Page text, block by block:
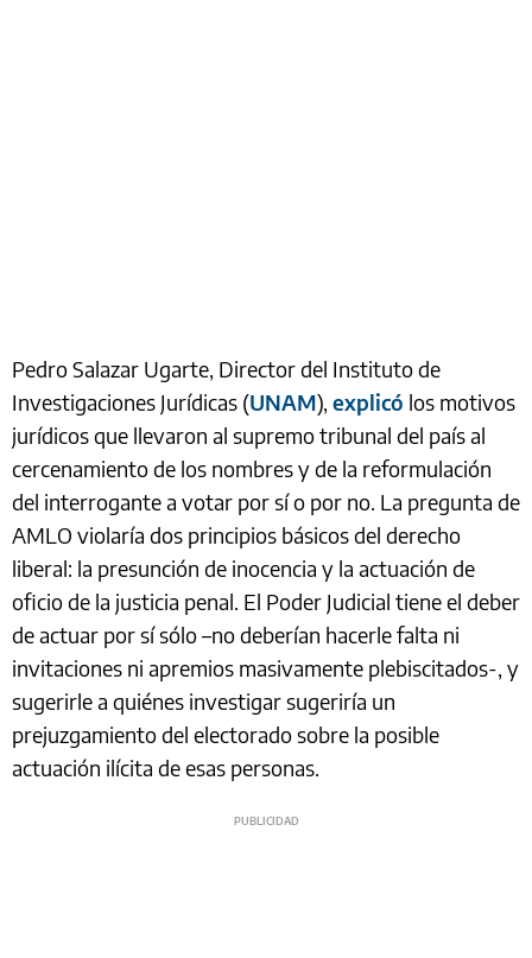
Pedro Salazar Ugarte, Director del Instituto de
Investigaciones Jurídicas (UNAM), explicó los motivos
jurídicos que llevaron al supremo tribunal del país al
cercenamiento de los nombres y de la reformulación
del interrogante a votar por sí o por no. La pregunta de
AMLO violaría dos principios básicos del derecho
liberal: la presunción de inocencia y la actuación de
oficio de la justicia penal. El Poder Judicial tiene el deber
de actuar por sí sólo –no deberían hacerle falta ni
invitaciones ni apremios masivamente plebiscitados-, y
sugerirle a quiénes investigar sugeriría un
prejuzgamiento del electorado sobre la posible
actuación ilícita de esas personas.